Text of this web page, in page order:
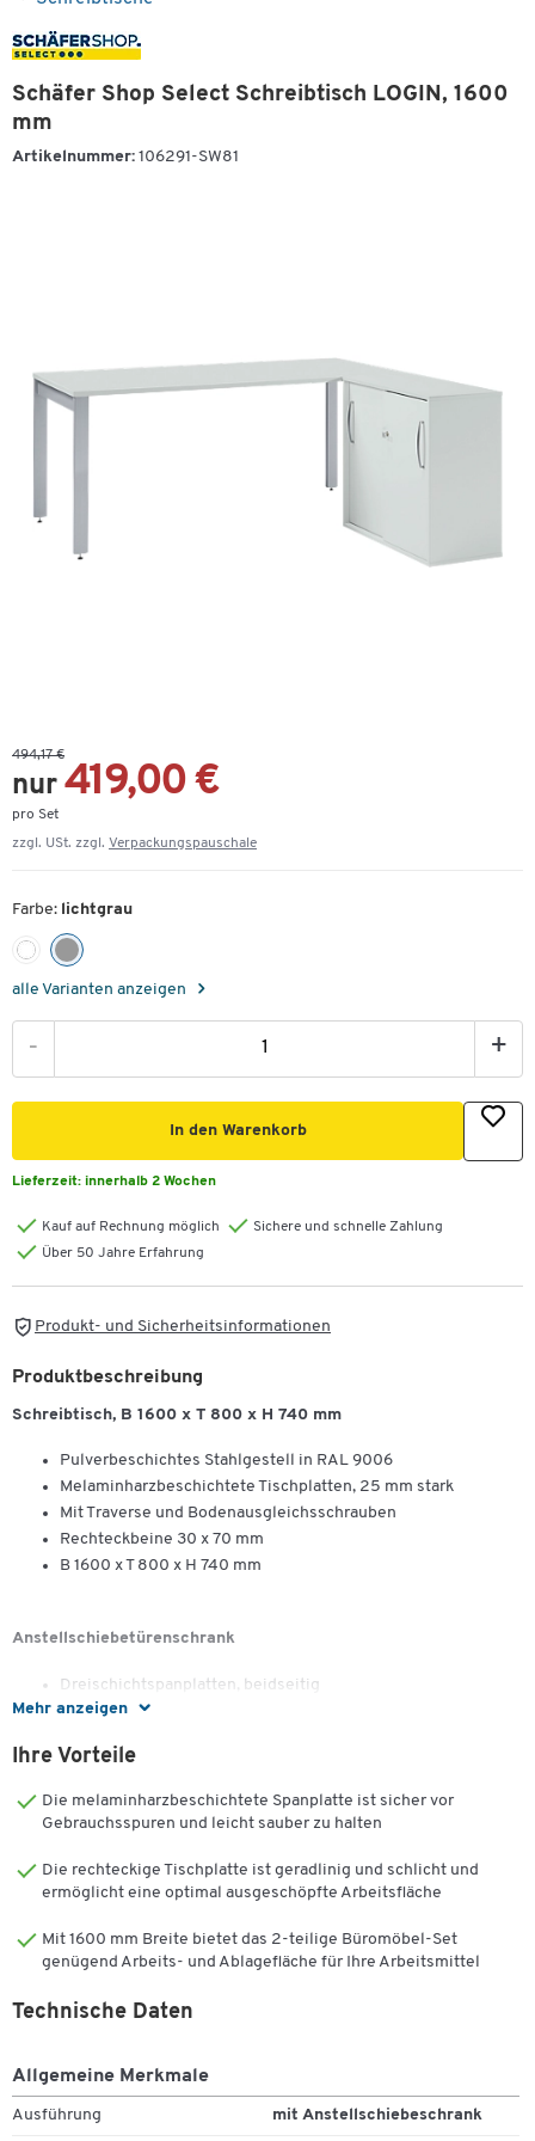
Schäfer Shop Select Schreibtisch LOGIN, 1600
mm
Artikelnummer: 106291-SW81
494,17 €
nur 419,00 €
pro Set
zzgl. USt. zzgl. Verpackungspauschale
Farbe: lichtgrau
alle Varianten anzeigen
- +
In den Warenkorb
Lieferzeit: innerhalb 2 Wochen
Kauf auf Rechnung möglich
Sichere und schnelle Zahlung
Über 50 Jahre Erfahrung
Produkt- und Sicherheitsinformationen
Mehr anzeigen
Produktbeschreibung
Schreibtisch, B 1600 x T 800 x H 740 mm
Pulverbeschichtes Stahlgestell in RAL 9006
Melaminharzbeschichtete Tischplatten, 25 mm stark
Mit Traverse und Bodenausgleichsschrauben
Rechteckbeine 30 x 70 mm
B 1600 x T 800 x H 740 mm
Anstellschiebetürenschrank
Dreischichtspanplatten, beidseitig
melaminharzbeschichtetm Umleimer aus PVC 2 mm stark
Abschließbar mit Kippschlüssel und Metallgriffen
B 800 x T 420 x H 726 mm
Individualisten, die stets flexibel bleiben möchten und Wert auf
Leistung legen, finden mit diesem 2-tlg. Büromöbel-Set der
Schäfer Shop Serie Select die passende Lösung.
Ihre Vorteile
Die melaminharzbeschichtete Spanplatte ist sicher vor
Gebrauchsspuren und leicht sauber zu halten
Die rechteckige Tischplatte ist geradlinig und schlicht und
ermöglicht eine optimal ausgeschöpfte Arbeitsfläche
Mit 1600 mm Breite bietet das 2-teilige Büromöbel-Set
genügend Arbeits- und Ablagefläche für Ihre Arbeitsmittel
Technische Daten
Allgemeine Merkmale
Ausführung mit Anstellschiebeschrank